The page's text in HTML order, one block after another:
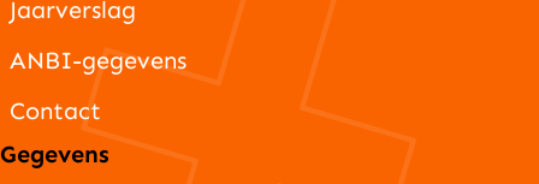
Jaarverslag
ANBI-gegevens
Contact
Gegevens